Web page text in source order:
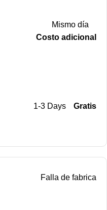
Mismo día
Costo adicional
1-3 Days Gratis
Falla de fabrica